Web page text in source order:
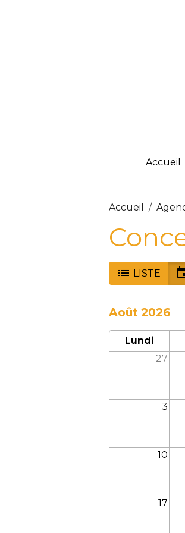
Accueil
Accueil
LISTE
Août 2026
Lundi
27
3
10
17